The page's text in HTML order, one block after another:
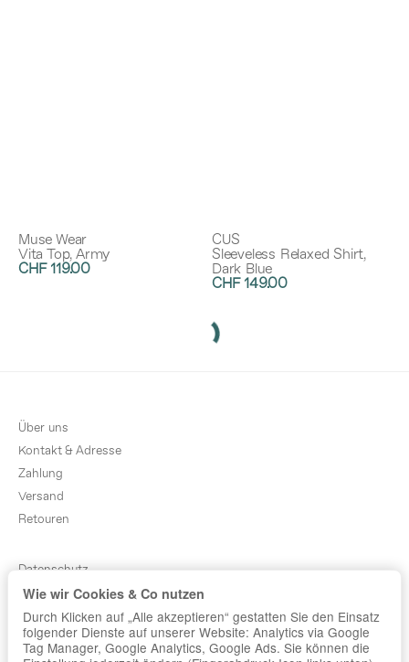
Muse Wear
Vita Top, Army
CHF 119.00
CUS
Sleeveless Relaxed Shirt,
Dark Blue
CHF 149.00
Über uns
Kontakt & Adresse
Zahlung
Versand
Retouren
Datenschutz
AGB
Sitemap
Newsletter
Wie wir Cookies & Co nutzen
Durch Klicken auf „Alle akzeptieren“ gestatten Sie den Einsatz
folgender Dienste auf unserer Website: Analytics via Google
Tag Manager, Google Analytics, Google Ads. Sie können die